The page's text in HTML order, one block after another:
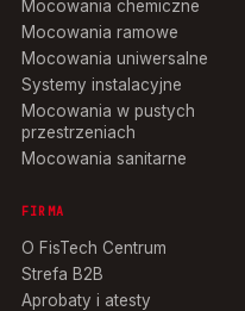
Mocowania chemiczne
Mocowania ramowe
Mocowania uniwersalne
Systemy instalacyjne
Mocowania w pustych
przestrzeniach
Mocowania sanitarne
FIRMA
O FisTech Centrum
Strefa B2B
Aprobaty i atesty